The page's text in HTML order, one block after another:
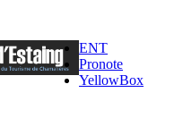
ENT
Pronote
YellowBox